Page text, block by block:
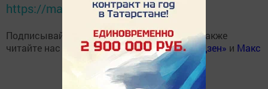
https://max.ru/tatmedia
Подписывайтесь на нашTelegram-канал , а также
читайте нас
Вконтакте,Одноклассниках,«Дзен» и Макс